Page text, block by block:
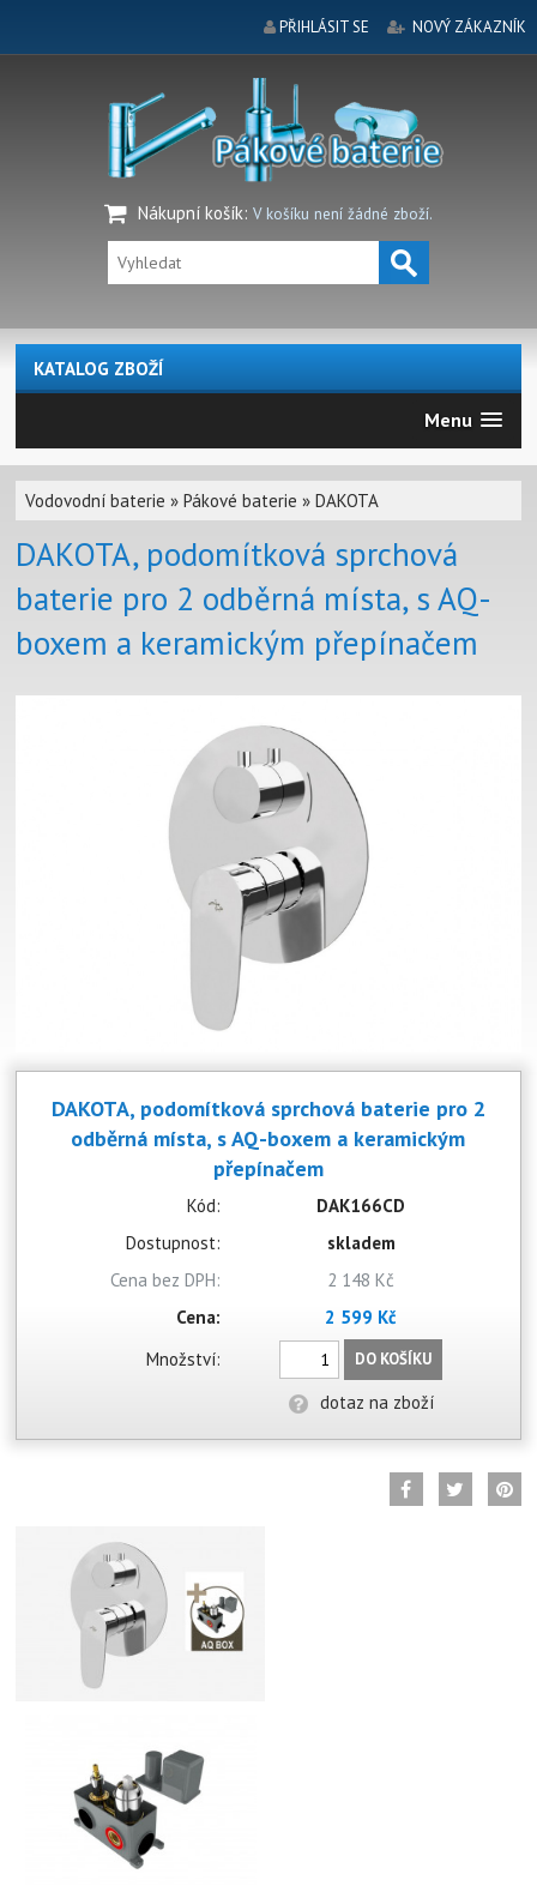
PŘIHLÁSIT SE NOVÝ ZÁKAZNÍK
Nákupní košík: V košíku není žádné zboží.
KATALOG ZBOŽÍ
Menu
Vodovodní baterie »Pákové baterie »DAKOTA
DAKOTA, podomítková sprchová
baterie pro 2 odběrná místa, s AQ-
boxem a keramickým přepínačem
DAKOTA, podomítková sprchová baterie pro 2
odběrná místa, s AQ-boxem a keramickým
přepínačem
Kód:
DAK166CD
Dostupnost:
skladem
Cena bez DPH:
2 148 Kč
Cena:
2 599 Kč
Množství:
DO KOŠÍKU
dotaz na zboží